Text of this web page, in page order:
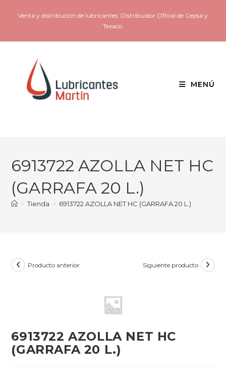
Venta y distribución de lubricantes. Distribuidor Oficial de Cepsa y
Texaco.
MENÚ
6913722 AZOLLA NET HC
(GARRAFA 20 L.)
> Tienda > 6913722 AZOLLA NET HC (GARRAFA 20 L.)
Producto anterior Siguiente producto
6913722 AZOLLA NET HC
(GARRAFA 20 L.)